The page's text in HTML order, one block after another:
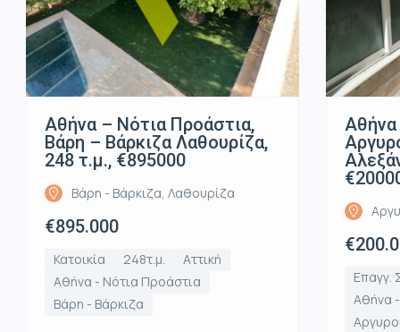
Αθήνα – Νότια Προάστια,
Βάρη – Βάρκιζα Λαθουρίζα,
248 τ.μ., €895000
Βάρη - Βάρκιζα, Λαθουρίζα
€895.000
Κατοικία 248τ.μ.
Αττική
Αθήνα - Νότια Προάστια
Βάρη - Βάρκιζα
Αθήνα
Επαγγ.
Αθήνα